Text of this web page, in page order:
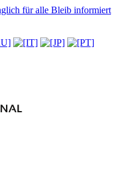
für alle Bleib informiert